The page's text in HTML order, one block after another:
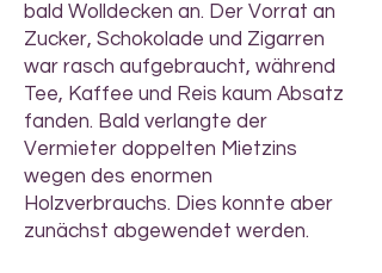
bald Wolldecken an. Der Vorrat an
Zucker, Schokolade und Zigarren
war rasch aufgebraucht, während
Tee, Kaffee und Reis kaum Absatz
fanden. Bald verlangte der
Vermieter doppelten Mietzins
wegen des enormen
Holzverbrauchs. Dies konnte aber
zunächst abgewendet werden.